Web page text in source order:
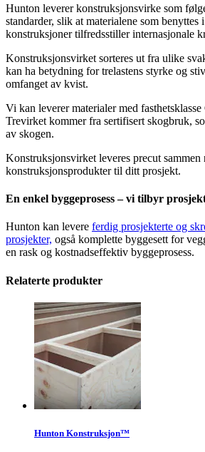
Hunton leverer konstruksjonsvirke som
standarder, slik at materialene som benyttes
konstruksjoner tilfredsstiller internasjonale
Konstruksjonsvirket sorteres ut fra ulike
kan ha betydning for trelastens styrke og
omfanget av kvist.
Vi kan leverer materialer med
Trevirket kommer fra sertifisert skogbruk,
av skogen.
Konstruksjonsvirket leveres precut sammen
konstruksjonsprodukter til ditt prosjekt.
En enkel byggeprosess – vi tilbyr
Hunton kan levere ferdig prosjekterte og
prosjekter, også komplette byggesett for
en rask og kostnadseffektiv byggeprosess.
Relaterte produkter
Hunton Konstruksjon™